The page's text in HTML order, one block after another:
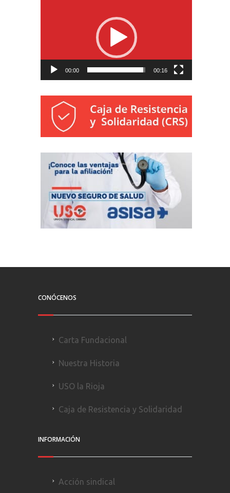
00:00 00:16
CONÓCENOS
Carta Fundacional
Nuestra Historia
USO la Rioja
Caja de Resistencia y Solidaridad
INFORMACIÓN
Acción sindical